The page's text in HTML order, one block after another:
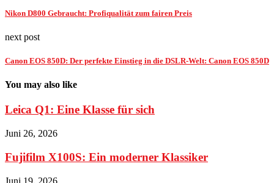
Nikon D800 Gebraucht: Profiqualität zum fairen Preis
next post
Canon EOS 850D: Der perfekte Einstieg in die DSLR-Welt: Canon EOS 850D
You may also like
Leica Q1: Eine Klasse für sich
Juni 26, 2026
Fujifilm X100S: Ein moderner Klassiker
Juni 19, 2026